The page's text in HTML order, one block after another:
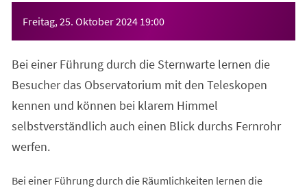
Freitag, 25. Oktober 2024 19:00
Bei einer Führung durch die Sternwarte lernen die
Besucher das Observatorium mit den Teleskopen
kennen und können bei klarem Himmel
selbstverständlich auch einen Blick durchs Fernrohr
werfen.
Bei einer Führung durch die Räumlichkeiten lernen die